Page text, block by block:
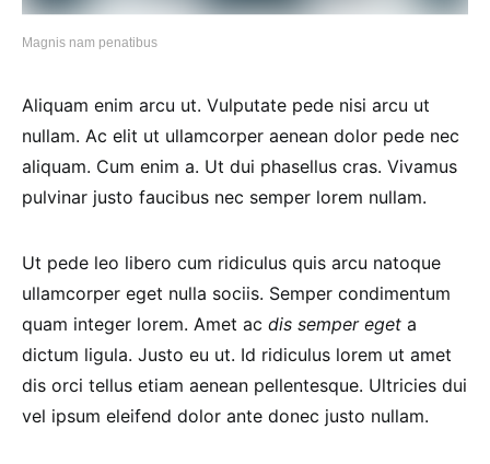
Magnis nam penatibus
Aliquam enim arcu ut. Vulputate pede nisi arcu ut
nullam. Ac elit ut ullamcorper aenean dolor pede nec
aliquam. Cum enim a. Ut dui phasellus cras. Vivamus
pulvinar justo faucibus nec semper lorem nullam.
Ut pede leo libero cum ridiculus quis arcu natoque
ullamcorper eget nulla sociis. Semper condimentum
quam integer lorem. Amet ac dis semper eget a
dictum ligula. Justo eu ut. Id ridiculus lorem ut amet
dis orci tellus etiam aenean pellentesque. Ultricies dui
vel ipsum eleifend dolor ante donec justo nullam.